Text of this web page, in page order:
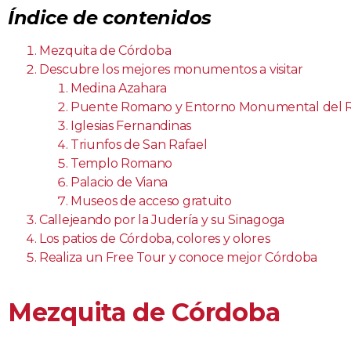
Índice de contenidos
Mezquita de Córdoba
Descubre los mejores monumentos a visitar
Medina Azahara
Puente Romano y Entorno Monumental del
Iglesias Fernandinas
Triunfos de San Rafael
Templo Romano
Palacio de Viana
Museos de acceso gratuito
Callejeando por la Judería y su Sinagoga
Los patios de Córdoba, colores y olores
Realiza un Free Tour y conoce mejor Córdoba
Mezquita de Córdoba